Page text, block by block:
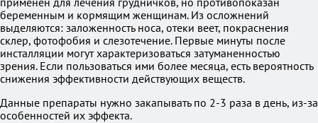
беременным и кормящим женщинам. Из осложнений
выделяются: заложенность носа, отеки веет, покраснения
склер, фотофобия и слезотечение. Первые минуты после
инсталляции могут характеризоваться затуманенностью
зрения. Если пользоваться ими более месяца, есть вероятность
снижения эффективности действующих веществ.
Данные препараты нужно закапывать по 2-3 раза в день, из-за
особенностей их эффекта.